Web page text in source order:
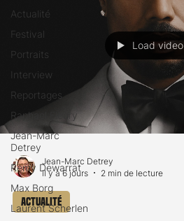
Actualité
Festival
Portraits
Interview
Reportages
Raphael Fleury
Jean-Marc
Detrey
Remy Dewarrat
Max Borg
Laurent Scherlen
Load video
Jean-Marc Detrey
il y a 6 jours
2 min de lecture
Actualité